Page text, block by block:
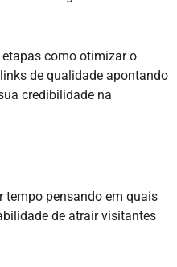
como otimizar o
de qualidade apontando
credibilidade na
tempo pensando em quais
de atrair visitantes